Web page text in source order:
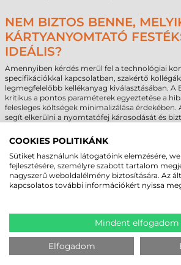
NEM BIZTOS BENNE,
KÁRTYANYOMTATÓ
IDEÁLIS?
Amennyiben kérdés merül fel a technológiai
specifikációkkal kapcsolatban, szakértő
legmegfelelőbb kellékanyag kiválasztásában. A
kritikus a pontos paraméterek egyeztetése a
felesleges költségek minimalizálása érdekében.
segít elkerülni a nyomtatófej károsodását és
Egyedi igények vagy nagyobb éves volumen
személyre szabott ajánlatkérésre is.
vagy a szükséges humán erőforrás nem áll
professzionálisplasztik kártya nyomtatás
Ez a megoldás lehetővé teszi a kész,
közvetlenül a felhasználási pontra szállítva, így
GYAKRAN ISMÉTELT
COOKIES POLITIKÁNK
Sütiket használunk látogatóink elemzésére,
fejlesztésére, személyre szabott tartalom
nagyszerű weboldalélmény biztosítására. Az
kapcsolatos további információkért nyissa
Mindent elfogadom
Elfogadom